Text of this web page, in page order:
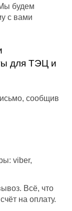
будем
с вами
для ТЭЦ и
сообщив
viber,
Всё, что
на оплату.